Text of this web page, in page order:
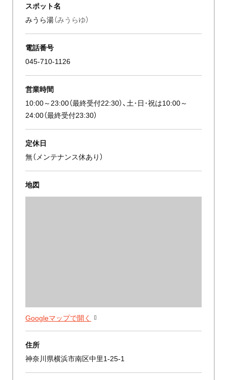
スポット名
みうら湯（みうらゆ）
電話番号
045-710-1126
営業時間
10:00～23:00（最終受付22:30）、土･日･祝は10:00～
24:00（最終受付23:30）
定休日
無（メンテナンス休あり）
地図
Googleマップで開く
住所
神奈川県横浜市南区中里1-25-1